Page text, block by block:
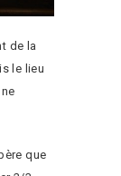
de la
le lieu
que